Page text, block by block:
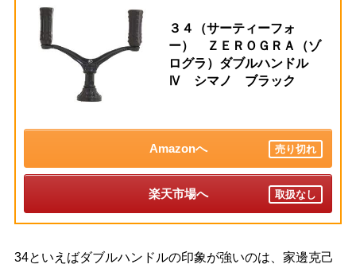
３４（サーティーフォ
ー） ＺＥＲＯＧＲＡ（ゾ
ログラ）ダブルハンドル
Ⅳ シマノ ブラック
Amazonへ 売り切れ
楽天市場へ 取扱なし
34といえばダブルハンドルの印象が強いのは、家邊克己